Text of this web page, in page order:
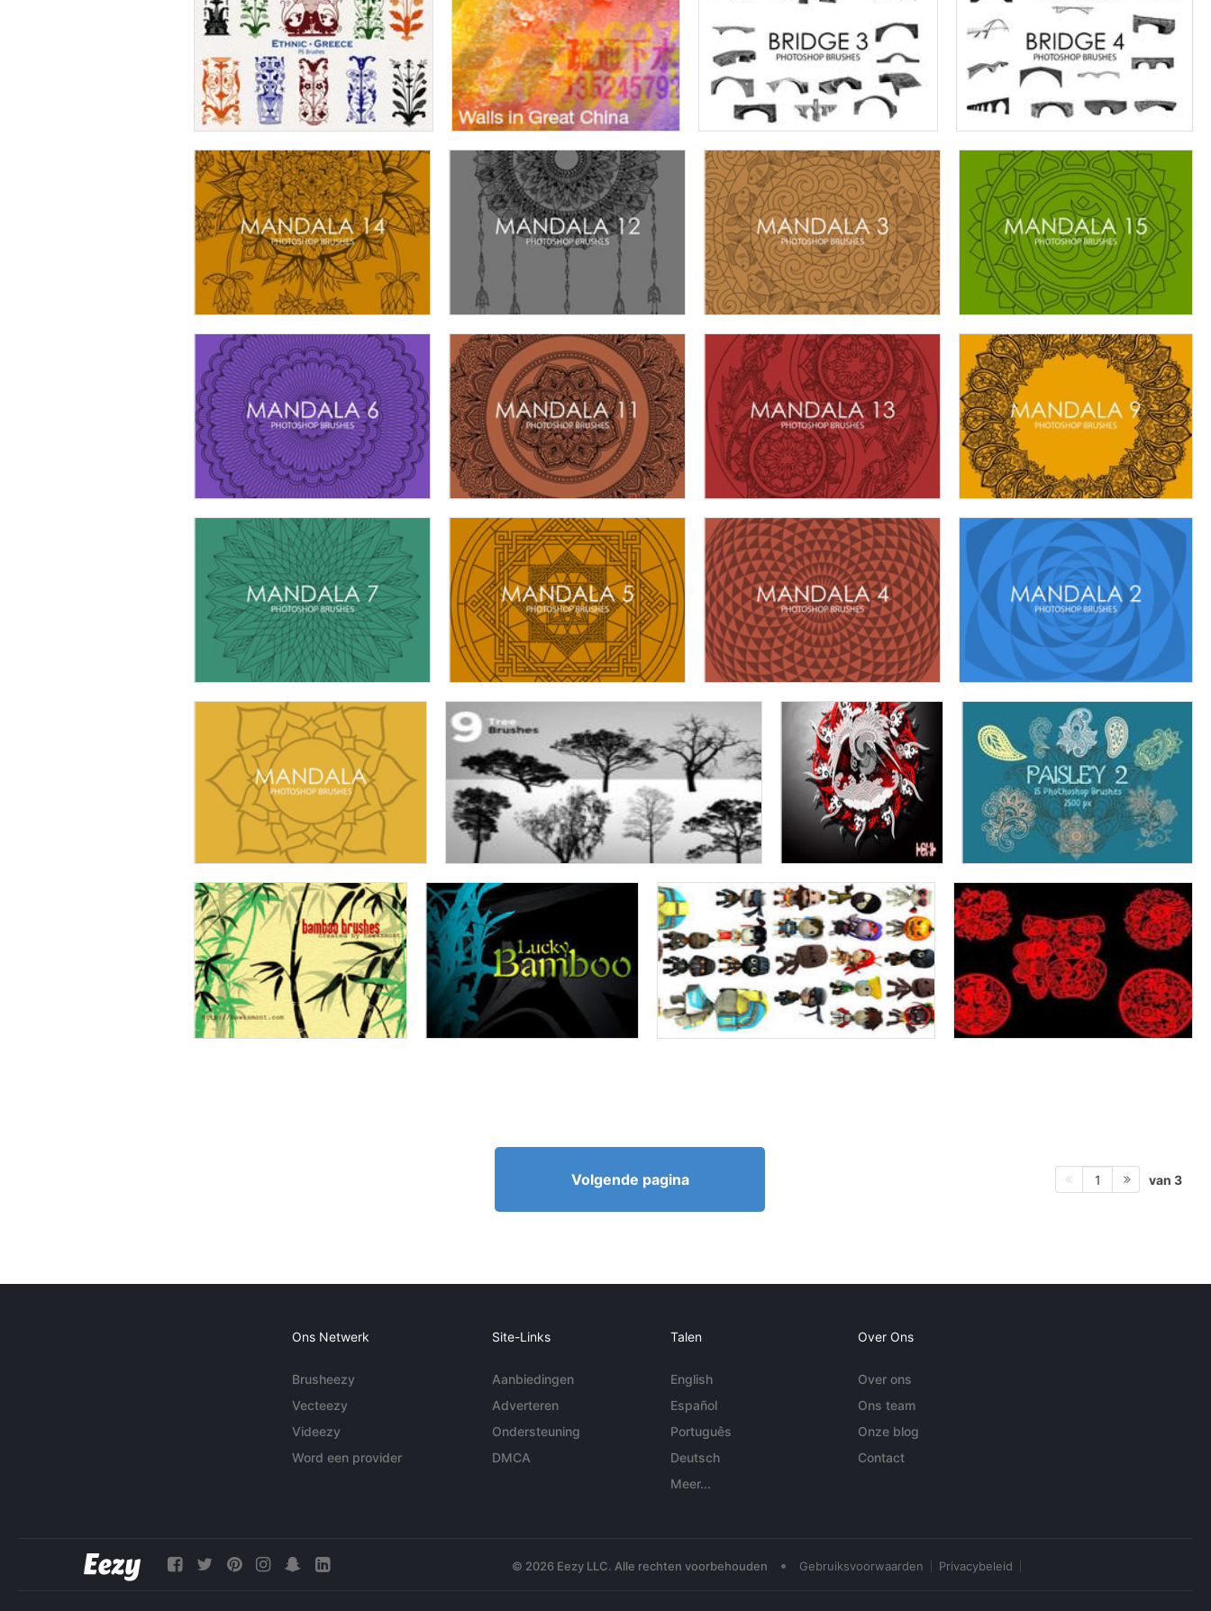
Volgende pagina 1 van 3
Ons Netwerk
Brusheezy
Vecteezy
Videezy
Word een provider
Site-Links
Aanbiedingen
Adverteren
Ondersteuning
DMCA
Talen
English
Español
Português
Deutsch
Meer...
Over Ons
Over ons
Ons team
Onze blog
Contact
© 2026 Eezy LLC. Alle rechten voorbehouden • Gebruiksvoorwaarden Privacybeleid